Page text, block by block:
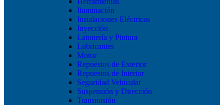
Iluminación
Instalaciones Eléctricas
Inyección
Latonería y Pintura
Lubricantes
Motor
Repuestos de Exterior
Repuestos de Interior
Seguridad Vehicular
Suspensión y Dirección
Transmisión